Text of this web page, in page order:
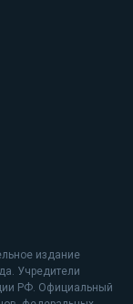
издание
Учредители
РФ. Официальный